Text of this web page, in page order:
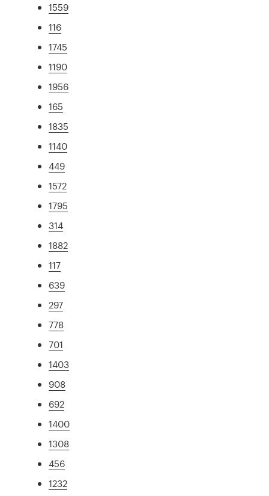
1559
116
1745
1190
1956
165
1835
1140
449
1572
1795
314
1882
117
639
297
778
701
1403
908
692
1400
1308
456
1232